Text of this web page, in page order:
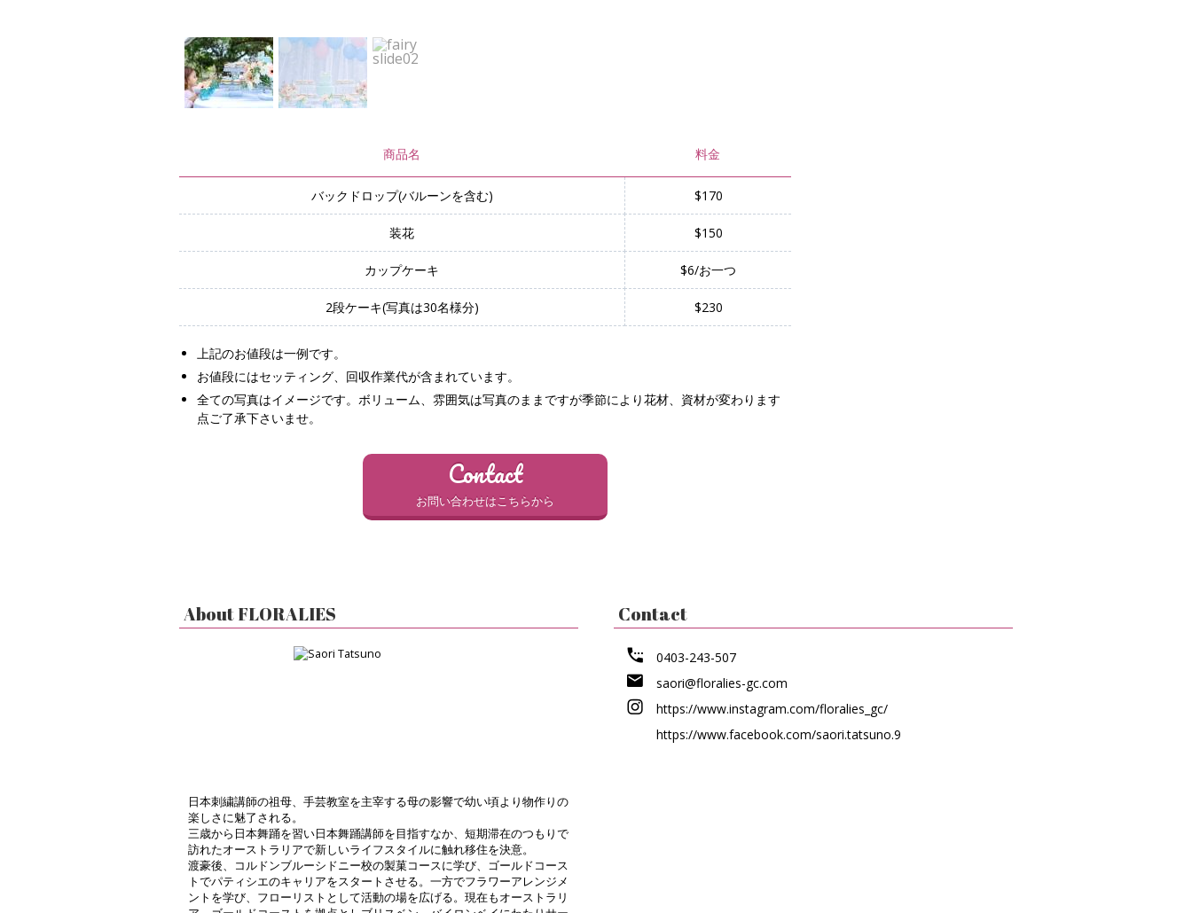
商品名 料金
バックドロップ(バルーンを含む) $170
装花 $150
カップケーキ $6/お一つ
2段ケーキ(写真は30名様分) $230
上記のお値段は一例です。
お値段にはセッティング、回収作業代が含まれています。
全ての写真はイメージです。ボリューム、雰囲気は写真のままですが季節により花材、資材が変わります
点ご了承下さいませ。
Contact
お問い合わせはこちらから
About FLORALIES
日本刺繍講師の祖母、手芸教室を主宰する母の影響で幼い頃より物作りの
楽しさに魅了される。
三歳から日本舞踊を習い日本舞踊講師を目指すなか、短期滞在のつもりで
訪れたオーストラリアで新しいライフスタイルに触れ移住を決意。
渡豪後、コルドンブルーシドニー校の製菓コースに学び、ゴールドコース
トでパティシエのキャリアをスタートさせる。一方でフラワーアレンジメ
ントを学び、フローリストとして活動の場を広げる。現在もオーストラリ
Contact
0403-243-507
saori@floralies-gc.com
https://www.instagram.com/floralies_gc/
https://www.facebook.com/saori.tatsuno.9